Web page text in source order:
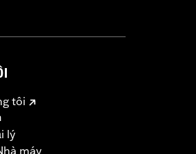
tôi
lý
máy